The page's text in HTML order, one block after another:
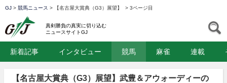
GJ > 競馬ニュース > 【名古屋大賞典（G3）展望】 > 3ページ目
真剣勝負の真実に切り込む
ニュースサイトGJ
新着記事 インタビュー 競馬 麻雀 連載
【名古屋大賞典（G3）展望】武豊＆アウォーディーの